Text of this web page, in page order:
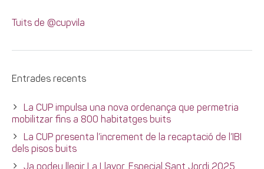
Tuits de @cupvila
Entrades recents
La CUP impulsa una nova ordenança que permetria
mobilitzar fins a 800 habitatges buits
La CUP presenta l’increment de la recaptació de l’IBI
dels pisos buits
Ja podeu llegir La Llavor, Especial Sant Jordi 2025